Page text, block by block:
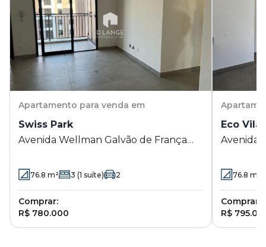
Apartamento para venda em
Swiss Park
Avenida Wellman Galvão de França
SP
76.8 m² 3 (1 suíte) 2
Comprar:
R$ 780.000
Eco Vila
Avenida
SP
76.8 m²
Comprar:
R$